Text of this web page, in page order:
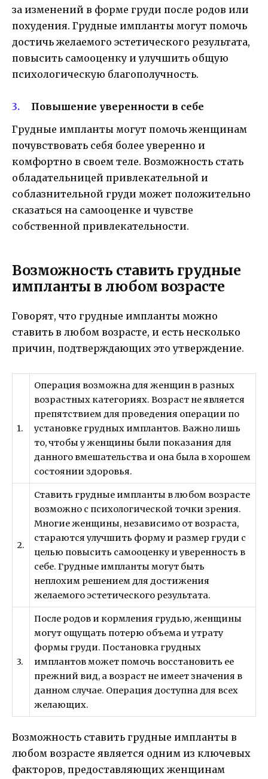
за изменений в форме груди после родов или
похудения. Грудные импланты могут помочь
достичь желаемого эстетического результата,
повысить самооценку и улучшить общую
психологическую благополучность.
Повышение уверенности в себе
Грудные импланты могут помочь женщинам
почувствовать себя более уверенно и
комфортно в своем теле. Возможность стать
обладательницей привлекательной и
соблазнительной груди может положительно
сказаться на самооценке и чувстве
собственной привлекательности.
Возможность ставить грудные
импланты в любом возрасте
Говорят, что грудные импланты можно
ставить в любом возрасте, и есть несколько
причин, подтверждающих это утверждение.
1.
Операция возможна для женщин в разных
возрастных категориях. Возраст не является
препятствием для проведения операции по
установке грудных имплантов. Важно лишь
то, чтобы у женщины были показания для
данного вмешательства и она была в хорошем
состоянии здоровья.
2.
Ставить грудные импланты в любом возрасте
возможно с психологической точки зрения.
Многие женщины, независимо от возраста,
стараются улучшить форму и размер груди с
целью повысить самооценку и уверенность в
себе. Грудные импланты могут быть
неплохим решением для достижения
желаемого эстетического результата.
3.
После родов и кормления грудью, женщины
могут ощущать потерю объема и утрату
формы груди. Постановка грудных
имплантов может помочь восстановить ее
прежний вид, а возраст не имеет значения в
данном случае. Операция доступна для всех
желающих.
Возможность ставить грудные импланты в
любом возрасте является одним из ключевых
факторов, предоставляющих женщинам